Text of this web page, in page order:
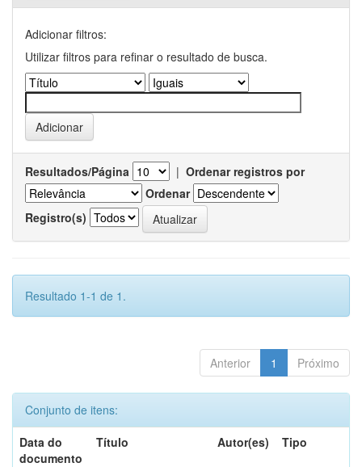
Adicionar filtros:
Utilizar filtros para refinar o resultado de busca.
Resultados/Página | Ordenar registros por
Ordenar
Registro(s)
Resultado 1-1 de 1.
Anterior 1 Próximo
Conjunto de itens:
Data do
documento
Título Autor(es) Tipo